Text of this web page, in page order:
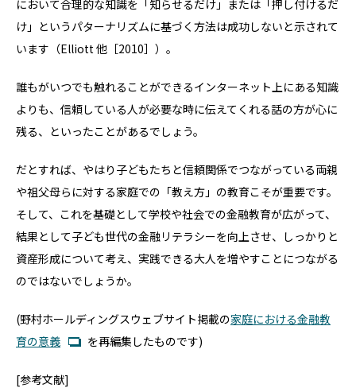
において合理的な知識を「知らせるだけ」または「押し付けるだ
け」というパターナリズムに基づく方法は成功しないと示されて
います（Elliott 他［2010］）。
誰もがいつでも触れることができるインターネット上にある知識
よりも、信頼している人が必要な時に伝えてくれる話の方が心に
残る、といったことがあるでしょう。
だとすれば、やはり子どもたちと信頼関係でつながっている両親
や祖父母らに対する家庭での「教え方」の教育こそが重要です。
そして、これを基礎として学校や社会での金融教育が広がって、
結果として子ども世代の金融リテラシーを向上させ、しっかりと
資産形成について考え、実践できる大人を増やすことにつながる
のではないでしょうか。
(野村ホールディングスウェブサイト掲載の家庭における金融教
育の意義
を再編集したものです)
[参考文献]